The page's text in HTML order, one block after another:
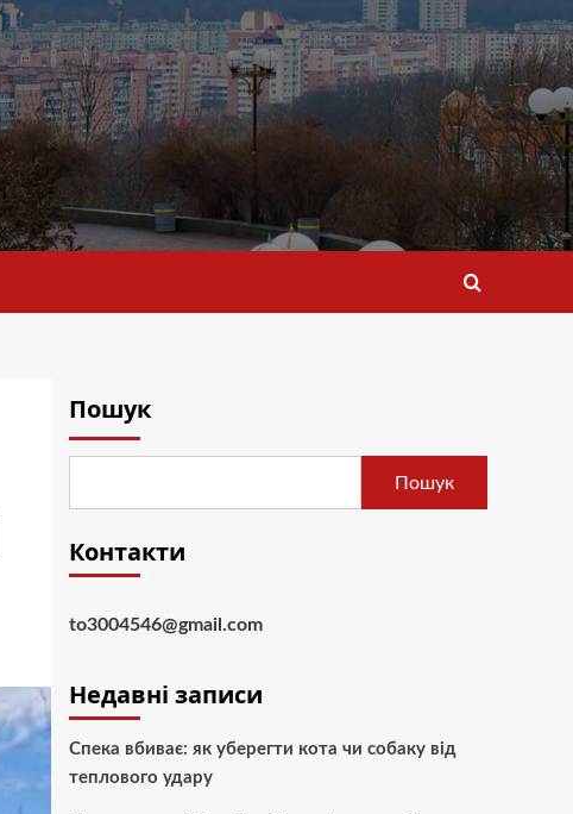
Пошук
Пошук
Контакти
to3004546@gmail.com
Недавні записи
Спека вбиває: як уберегти кота чи собаку від
теплового удару